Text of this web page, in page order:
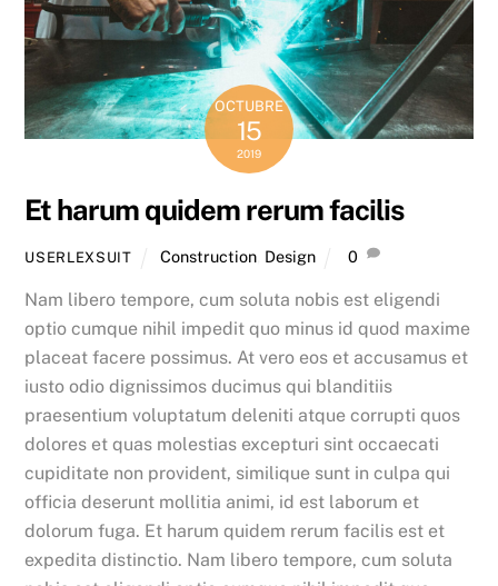
OCTUBRE
15
2019
Et harum quidem rerum facilis
USERLEXSUIT Construction, Design 0
Nam libero tempore, cum soluta nobis est eligendi
optio cumque nihil impedit quo minus id quod maxime
placeat facere possimus. At vero eos et accusamus et
iusto odio dignissimos ducimus qui blanditiis
praesentium voluptatum deleniti atque corrupti quos
dolores et quas molestias excepturi sint occaecati
cupiditate non provident, similique sunt in culpa qui
officia deserunt mollitia animi, id est laborum et
dolorum fuga. Et harum quidem rerum facilis est et
expedita distinctio. Nam libero tempore, cum soluta